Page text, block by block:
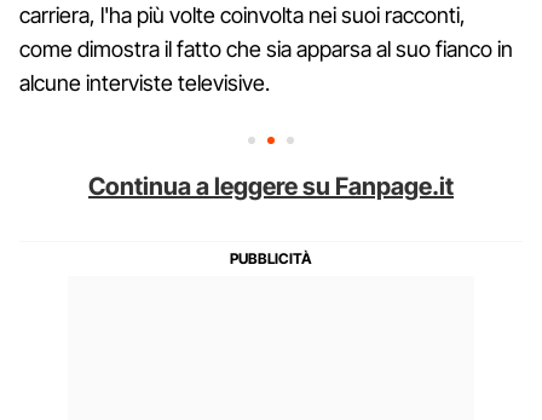
carriera, l'ha più volte coinvolta nei suoi racconti,
come dimostra il fatto che sia apparsa al suo fianco in
alcune interviste televisive.
Continua a leggere su Fanpage.it